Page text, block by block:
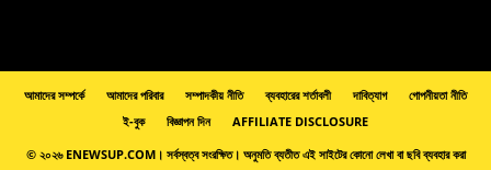
আমাদের সম্পর্কে আমাদের পরিবার সম্পাদকীয় নীতি ব্যবহারের শর্তাবলী দাবিত্যাগ
গোপনীয়তা নীতি
ই-বুক
বিজ্ঞাপন দিন
AFFILIATE DISCLOSURE
© ২০২৬ ENEWSUP.COM। সর্বস্বত্ব সংরক্ষিত। অনুমতি ব্যতীত এই সাইটের কোনো লেখা বা ছবি ব্যবহার করা